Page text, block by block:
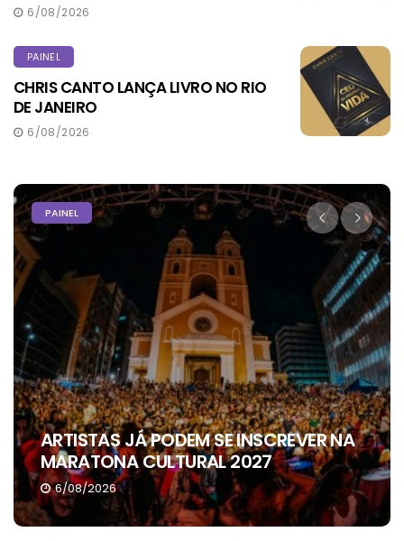
6/08/2026
PAINEL
CHRIS CANTO LANÇA LIVRO NO RIO
DE JANEIRO
6/08/2026
PAINEL
ARTISTAS JÁ PODEM SE INSCREVER NA
MARATONA CULTURAL 2027
6/08/2026